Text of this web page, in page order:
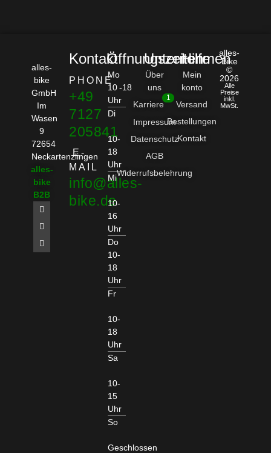
alles-
bike
GmbH
Im
Wasen
9
72654
Neckartenzlingen
alles-
bike
B2B
Kontakt
PHONE
+49
7127
205841
E-
MAIL
info@alles-
bike.de
Öffnungszeiten
Mo
10 -18
Uhr
Di
10-
18
Uhr
Mi
10-
16
Uhr
Do
10-
18
Uhr
Fr
10-
18
Uhr
Sa
10-
15
Uhr
So
Geschlossen
Unternehmen
Über
uns
Karriere
1
Impressum
Datenschutz
AGB
Widerrufsbelehrung
Hilfe
Mein
konto
Versand
Bestellungen
Kontakt
alles-
Bike
©
2026
Alle
Preise
inkl.
MwSt.